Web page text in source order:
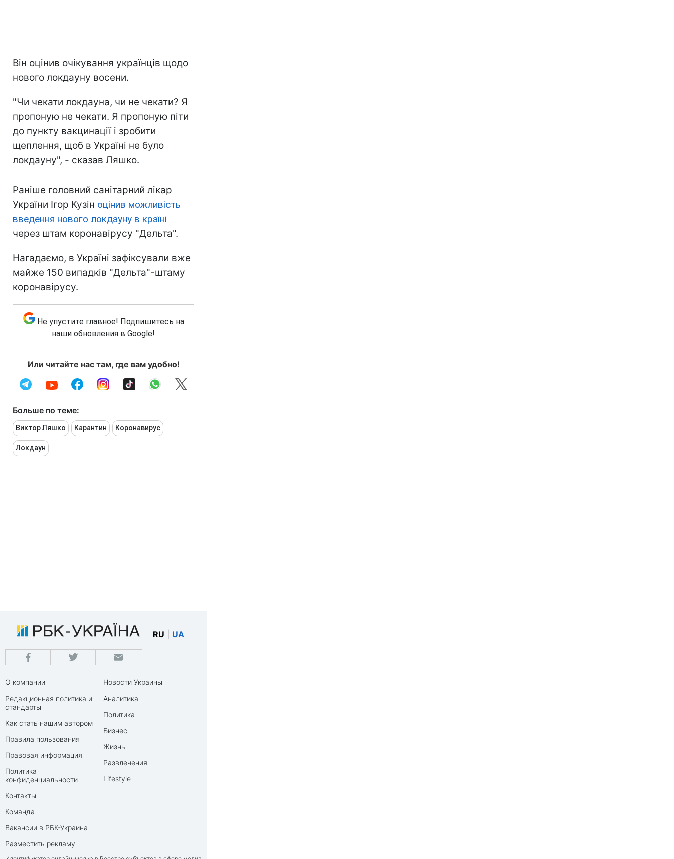
Він оцінив очікування українців щодо
нового локдауну восени.
"Чи чекати локдауна, чи не чекати? Я
пропоную не чекати. Я пропоную піти
до пункту вакцинації і зробити
щеплення, щоб в Україні не було
локдауну", - сказав Ляшко.
Раніше головний санітарний лікар
України Ігор Кузін оцінив можливість
введення нового локдауну в країні
через штам коронавірусу "Дельта".
Нагадаємо, в Україні зафіксували вже
майже 150 випадків "Дельта"-штаму
коронавірусу.
Не упустите главное! Подпишитесь на
наши обновления в Google!
Или читайте нас там, где вам удобно!
Больше по теме:
Виктор Ляшко Карантин Коронавирус
Локдаун
RU UA
О компании
Редакционная политика и
стандарты
Как стать нашим автором
Правила пользования
Правовая информация
Политика
конфиденциальности
Контакты
Команда
Вакансии в РБК-Украина
Разместить рекламу
Новости Украины
Аналитика
Политика
Бизнес
Жизнь
Развлечения
Lifestyle